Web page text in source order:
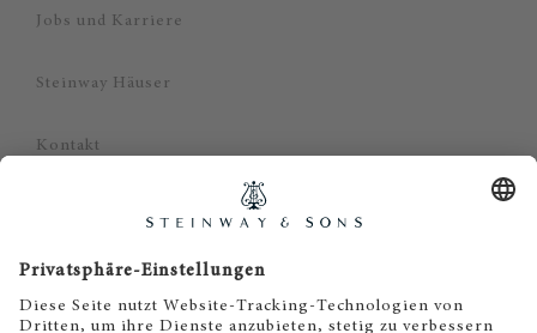
Jobs und Karriere
Steinway Häuser
Kontakt
Impressum